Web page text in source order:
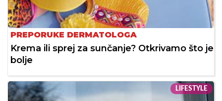
PREPORUKE DERMATOLOGA
Krema ili sprej za sunčanje? Otkrivamo što je
bolje
LIFESTYLE